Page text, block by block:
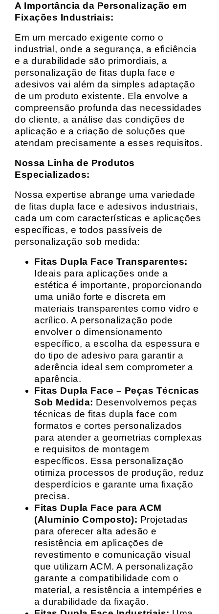
A Importância da Personalização em
Fixações Industriais:
Em um mercado exigente como o
industrial, onde a segurança, a eficiência
e a durabilidade são primordiais, a
personalização de fitas dupla face e
adesivos vai além da simples adaptação
de um produto existente. Ela envolve a
compreensão profunda das necessidades
do cliente, a análise das condições de
aplicação e a criação de soluções que
atendam precisamente a esses requisitos.
Nossa Linha de Produtos
Especializados:
Nossa expertise abrange uma variedade
de fitas dupla face e adesivos industriais,
cada um com características e aplicações
específicas, e todos passíveis de
personalização sob medida:
Fitas Dupla Face Transparentes:
Ideais para aplicações onde a
estética é importante, proporcionando
uma união forte e discreta em
materiais transparentes como vidro e
acrílico. A personalização pode
envolver o dimensionamento
específico, a escolha da espessura e
do tipo de adesivo para garantir a
aderência ideal sem comprometer a
aparência.
Fitas Dupla Face – Peças Técnicas
Sob Medida: Desenvolvemos peças
técnicas de fitas dupla face com
formatos e cortes personalizados
para atender a geometrias complexas
e requisitos de montagem
específicos. Essa personalização
otimiza processos de produção, reduz
desperdícios e garante uma fixação
precisa.
Fitas Dupla Face para ACM
(Alumínio Composto): Projetadas
para oferecer alta adesão e
resistência em aplicações de
revestimento e comunicação visual
que utilizam ACM. A personalização
garante a compatibilidade com o
material, a resistência a intempéries e
a durabilidade da fixação.